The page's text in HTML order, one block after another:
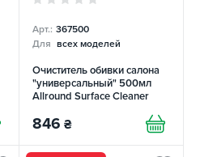
Арт.: 367500
Для всех моделей
Очиститель обивки салона
"универсальный" 500мл
Allround Surface Cleaner
846 ₴